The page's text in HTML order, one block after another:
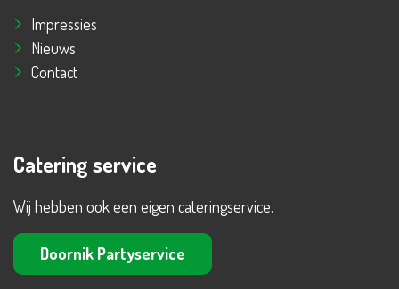
Impressies
Nieuws
Contact
Catering service
Wij hebben ook een eigen cateringservice.
Doornik Partyservice